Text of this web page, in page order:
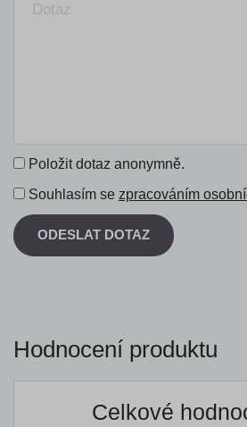
Položit dotaz anonymně.
Souhlasím se zpracováním
ODESLAT DOTAZ
Hodnocení produktu
Celkové